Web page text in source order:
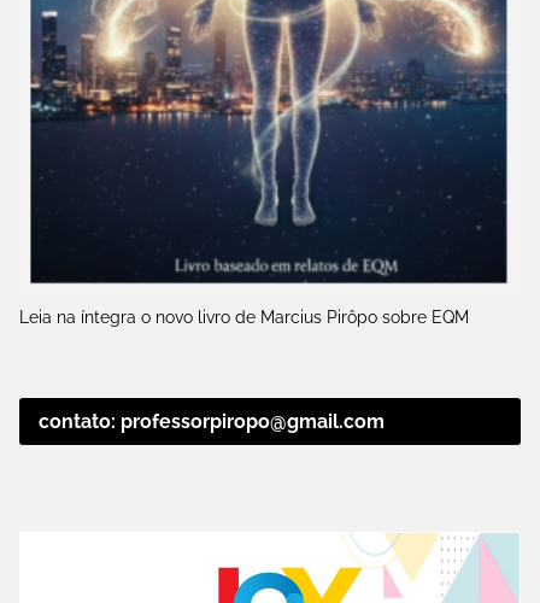
Leia na íntegra o novo livro de Marcius Pirôpo sobre EQM
contato: professorpiropo@gmail.com